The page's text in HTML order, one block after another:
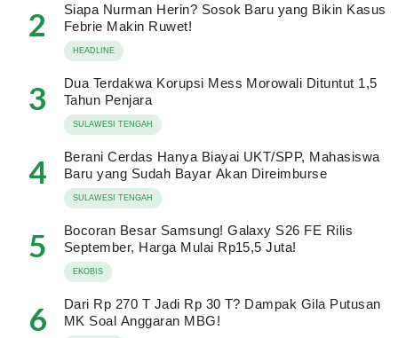
2
Siapa Nurman Herin? Sosok Baru yang Bikin Kasus
Febrie Makin Ruwet!
HEADLINE
3
Dua Terdakwa Korupsi Mess Morowali Dituntut 1,5
Tahun Penjara
SULAWESI TENGAH
4
Berani Cerdas Hanya Biayai UKT/SPP, Mahasiswa
Baru yang Sudah Bayar Akan Direimburse
SULAWESI TENGAH
5
Bocoran Besar Samsung! Galaxy S26 FE Rilis
September, Harga Mulai Rp15,5 Juta!
EKOBIS
6
Dari Rp 270 T Jadi Rp 30 T? Dampak Gila Putusan
MK Soal Anggaran MBG!